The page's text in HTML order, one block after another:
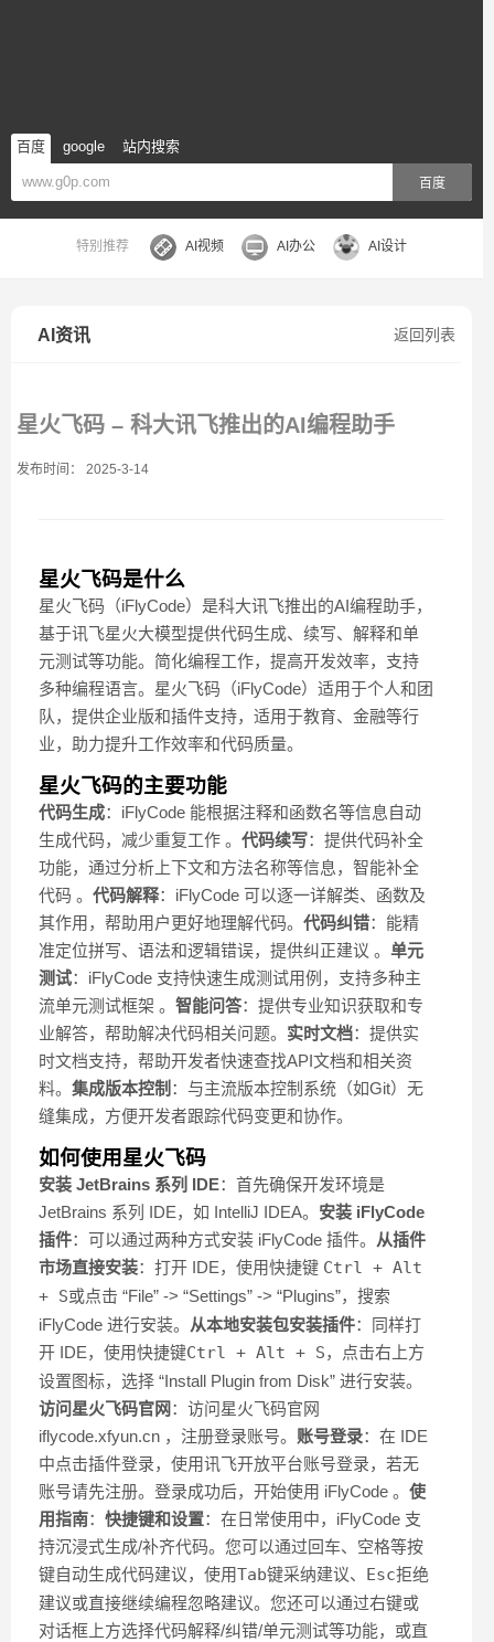
百度 google 站内搜索
百度
特别推荐 AI视频 AI办公 AI设计
返回列表
AI资讯
星火飞码 – 科大讯飞推出的AI编程助手
发布时间： 2025-3-14
星火飞码是什么
星火飞码（iFlyCode）是科大讯飞推出的AI编程助手，
基于讯飞星火大模型提供代码生成、续写、解释和单
元测试等功能。简化编程工作，提高开发效率，支持
多种编程语言。星火飞码（iFlyCode）适用于个人和团
队，提供企业版和插件支持，适用于教育、金融等行
业，助力提升工作效率和代码质量。
星火飞码的主要功能
代码生成：iFlyCode 能根据注释和函数名等信息自动
生成代码，减少重复工作 。 代码续写：提供代码补全
功能，通过分析上下文和方法名称等信息，智能补全
代码 。 代码解释：iFlyCode 可以逐一详解类、函数及
其作用，帮助用户更好地理解代码。 代码纠错：能精
准定位拼写、语法和逻辑错误，提供纠正建议 。 单元
测试：iFlyCode 支持快速生成测试用例，支持多种主
流单元测试框架 。 智能问答：提供专业知识获取和专
业解答，帮助解决代码相关问题。 实时文档：提供实
时文档支持，帮助开发者快速查找API文档和相关资
料。 集成版本控制 ：与主流版本控制系统（如Git）无
缝集成，方便开发者跟踪代码变更和协作。
如何使用星火飞码
安装 JetBrains 系列 IDE：首先确保开发环境是
JetBrains 系列 IDE，如 IntelliJ IDEA。 安装 iFlyCode
插件：可以通过两种方式安装 iFlyCode 插件。 从插件
市场直接安装：打开 IDE，使用快捷键 Ctrl + Alt
+ S或点击 “File” -> “Settings” -> “Plugins”，搜索
iFlyCode 进行安装。 从本地安装包安装插件：同样打
开 IDE，使用快捷键Ctrl + Alt + S，点击右上方
设置图标，选择 “Install Plugin from Disk” 进行安装。
访问星火飞码官网 ：访问星火飞码官网
iflycode.xfyun.cn ，注册登录账号。 账号登录：在 IDE
中点击插件登录，使用讯飞开放平台账号登录，若无
账号请先注册。登录成功后，开始使用 iFlyCode 。 使
用指南： 快捷键和设置：在日常使用中，iFlyCode 支
持沉浸式生成/补齐代码。您可以通过回车、空格等按
键自动生成代码建议，使用Tab键采纳建议、 Esc拒绝
建议或直接继续编程忽略建议。您还可以通过右键或
对话框上方选择代码解释/纠错/单元测试等功能，或直